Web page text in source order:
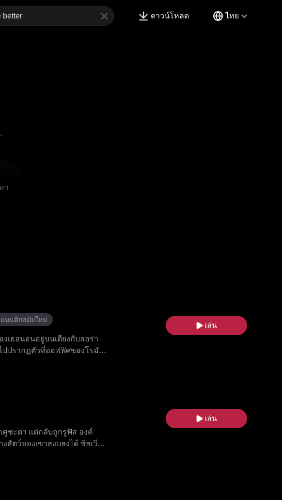
ดาวน์โหลด ไทย
า
มนติกสมัยใหม่
เธอนอนอยู่บนเตียงกับลอร่า
ปปรากฏตัวที่ออฟฟิศของโรมัน
อค่ำครอบครัว เขาเปิดเผย
ากโรมัน แบลร์หลุดพ้นจาก
เล่น
ชะตา แต่กลับถูกรูฟัส องค์
สัตว์ของเขาสงบลงได้ ซิลเวีย
เล่น